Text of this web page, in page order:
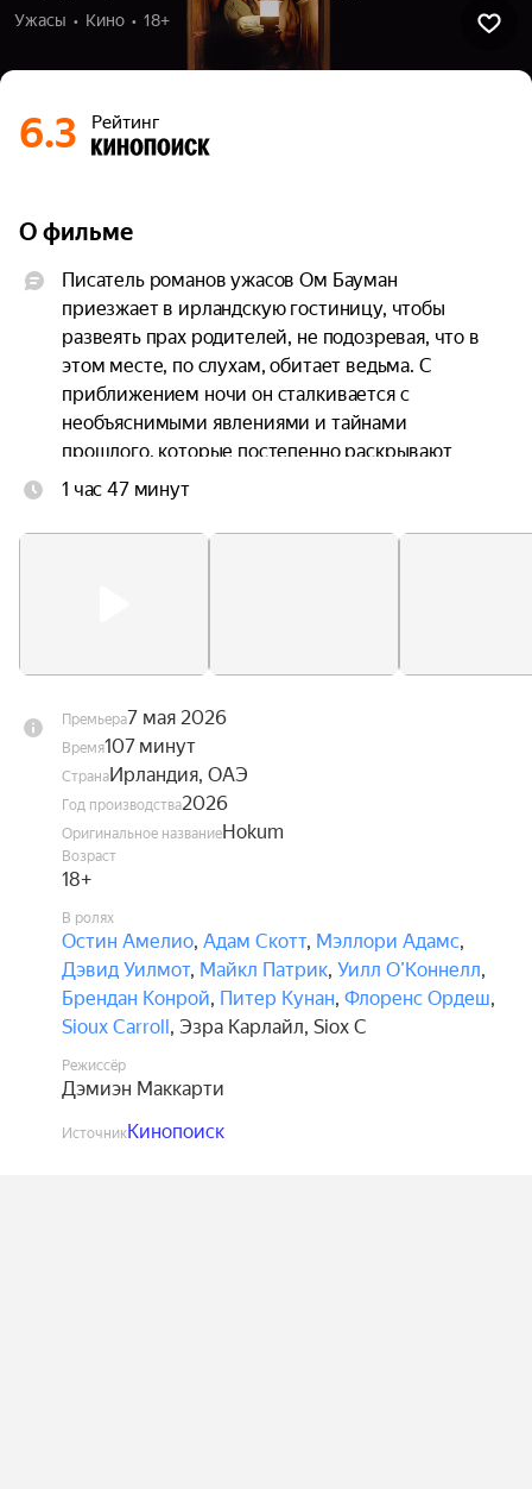
Ужасы  •  Кино  •  18+
6.3 Рейтинг
О фильме
Писатель романов ужасов Ом Бауман
приезжает в ирландскую гостиницу, чтобы
развеять прах родителей, не подозревая, что в
этом месте, по слухам, обитает ведьма. С
приближением ночи он сталкивается с
необъяснимыми явлениями и тайнами
прошлого, которые постепенно раскрывают
зловещую природу этого уединённого уголка.
1 час 47 минут
Премьера7 мая 2026
Время107 минут
СтранаИрландия, ОАЭ
Год производства2026
Оригинальное названиеHokum
Возраст
18+
В ролях
Остин Амелио, Адам Скотт, Мэллори Адамс,
Дэвид Уилмот, Майкл Патрик, Уилл О’Коннелл,
Брендан Конрой, Питер Кунан, Флоренс Ордеш,
Sioux Carroll, Эзра Карлайл, Siox C
Режиссёр
Дэмиэн Маккарти
ИсточникКинопоиск